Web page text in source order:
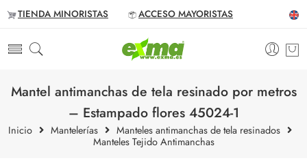
TIENDA MINORISTAS ACCESO MAYORISTAS
Mantel antimanchas de tela resinado por metros
– Estampado flores 45024-1
Inicio Mantelerías
Manteles antimanchas de tela resinados
Manteles Tejido Antimanchas